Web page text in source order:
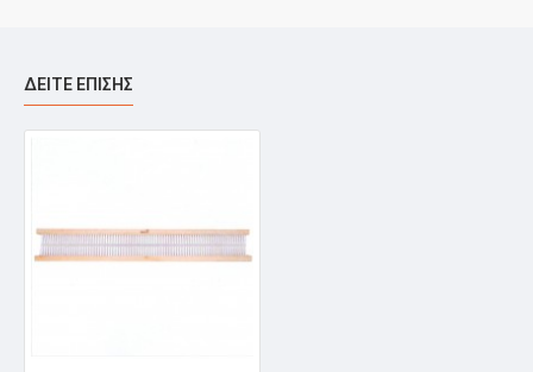
ΔΕΊΤΕ ΕΠΊΣΗΣ